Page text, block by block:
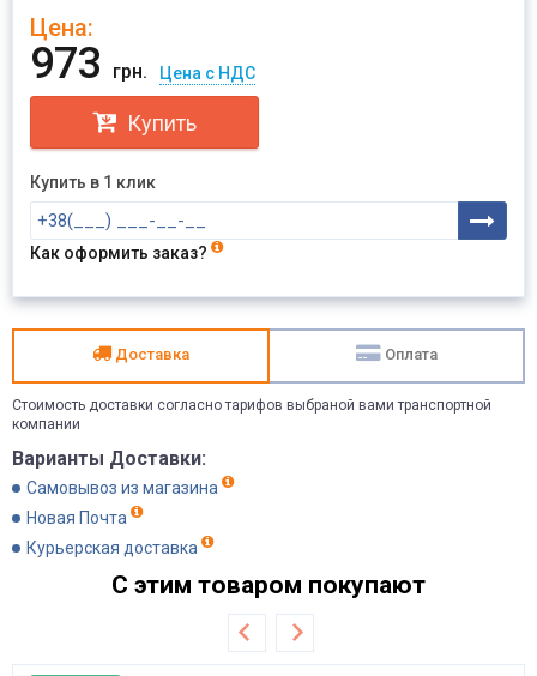
Цена:
973 грн. Цена с НДС
Купить
Купить в 1 клик
Как оформить заказ?
Доставка Оплата
Стоимость доставки согласно тарифов выбраной вами транспортной
компании
Варианты Доставки:
Самовывоз из магазина
Новая Почта
Курьерская доставка
С этим товаром покупают